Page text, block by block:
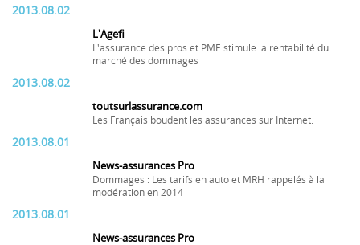
2013.08.02
L'Agefi
L'assurance des pros et PME stimule la rentabilité du
marché des dommages
2013.08.02
toutsurlassurance.com
Les Français boudent les assurances sur Internet.
2013.08.01
News-assurances Pro
Dommages : Les tarifs en auto et MRH rappelés à la
modération en 2014
2013.08.01
News-assurances Pro